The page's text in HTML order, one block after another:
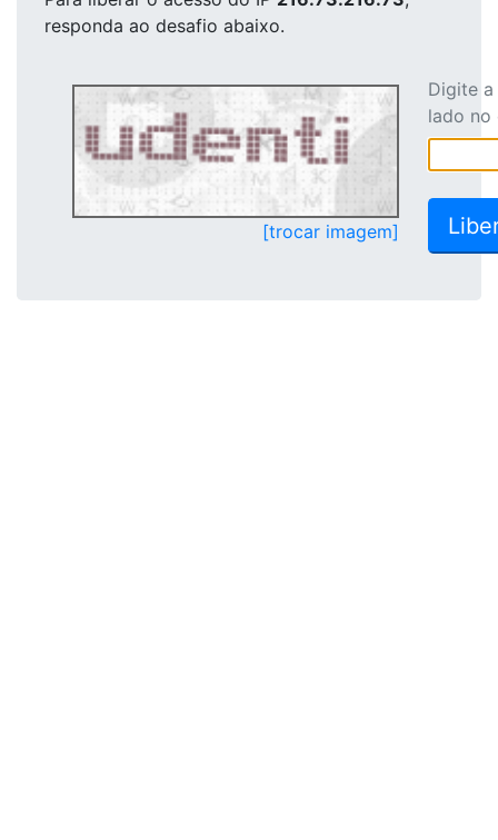
responda ao desafio abaixo.
[trocar imagem]
Digite
lado no